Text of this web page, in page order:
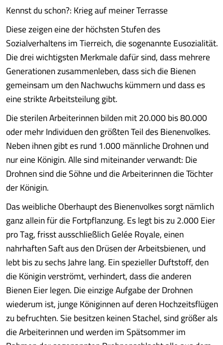
Kennst du schon?: Krieg auf meiner Terrasse
Diese zeigen eine der höchsten Stufen des
Sozialverhaltens im Tierreich, die sogenannte Eusozialität.
Die drei wichtigsten Merkmale dafür sind, dass mehrere
Generationen zusammenleben, dass sich die Bienen
gemeinsam um den Nachwuchs kümmern und dass es
eine strikte Arbeitsteilung gibt.
Die sterilen Arbeiterinnen bilden mit 20.000 bis 80.000
oder mehr Individuen den größten Teil des Bienenvolkes.
Neben ihnen gibt es rund 1.000 männliche Drohnen und
nur eine Königin. Alle sind miteinander verwandt: Die
Drohnen sind die Söhne und die Arbeiterinnen die Töchter
der Königin.
Das weibliche Oberhaupt des Bienenvolkes sorgt nämlich
ganz allein für die Fortpflanzung. Es legt bis zu 2.000 Eier
pro Tag, frisst ausschließlich Gelée Royale, einen
nahrhaften Saft aus den Drüsen der Arbeitsbienen, und
lebt bis zu sechs Jahre lang. Ein spezieller Duftstoff, den
die Königin verströmt, verhindert, dass die anderen
Bienen Eier legen. Die einzige Aufgabe der Drohnen
wiederum ist, junge Königinnen auf deren Hochzeitsflügen
zu befruchten. Sie besitzen keinen Stachel, sind größer als
die Arbeiterinnen und werden im Spätsommer im